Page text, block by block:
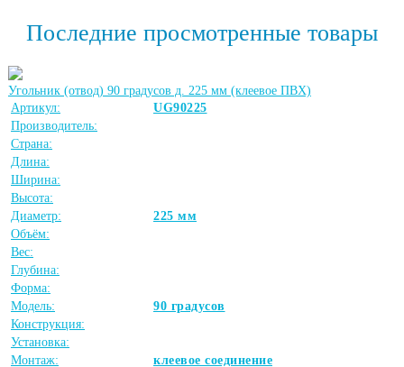
Последние просмотренные товары
Угольник (отвод) 90 градусов д. 225 мм (клеевое ПВХ)
Артикул:
UG90225
Производитель:
Страна:
Длина:
Ширина:
Высота:
Диаметр:
225 мм
Объём:
Вес:
Глубина:
Форма:
Модель:
90 градусов
Конструкция:
Установка:
Монтаж:
клеевое соединение